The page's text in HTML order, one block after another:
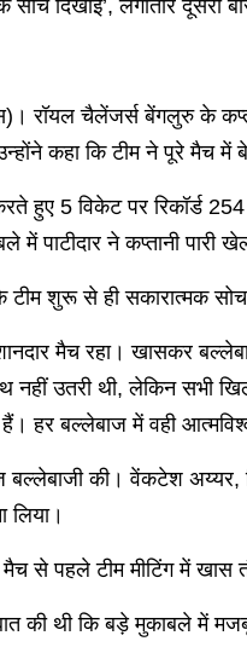
दिखाई’, लगातार दूसरी
रॉयल चैलेंजर्स बेंगलुरु के
कहा कि टीम ने पूरे
हुए 5 विकेट पर रिकॉर्ड
पाटीदार ने कप्तानी पारी
टीम शुरू से ही सकारात्मक
मैच रहा। खासकर
नहीं उतरी थी, लेकिन सभी
हर बल्लेबाज में वही
की। वेंकटेश अय्यर,
लिया।
से पहले टीम मीटिंग में खास
बात की थी कि बड़े मुकाबले में